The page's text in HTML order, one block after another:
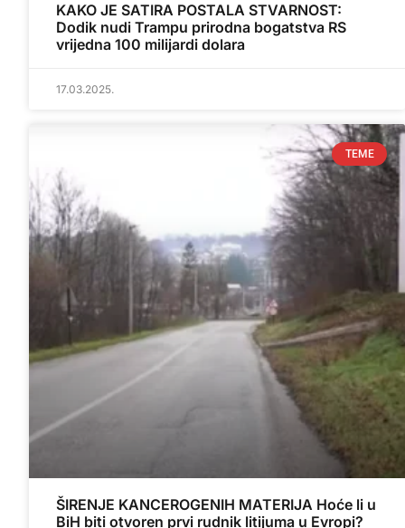
KAKO JE SATIRA POSTALA STVARNOST:
Dodik nudi Trampu prirodna bogatstva RS
vrijedna 100 milijardi dolara
17.03.2025.
TEME
ŠIRENJE KANCEROGENIH MATERIJA Hoće li u
BiH biti otvoren prvi rudnik litijuma u Evropi?